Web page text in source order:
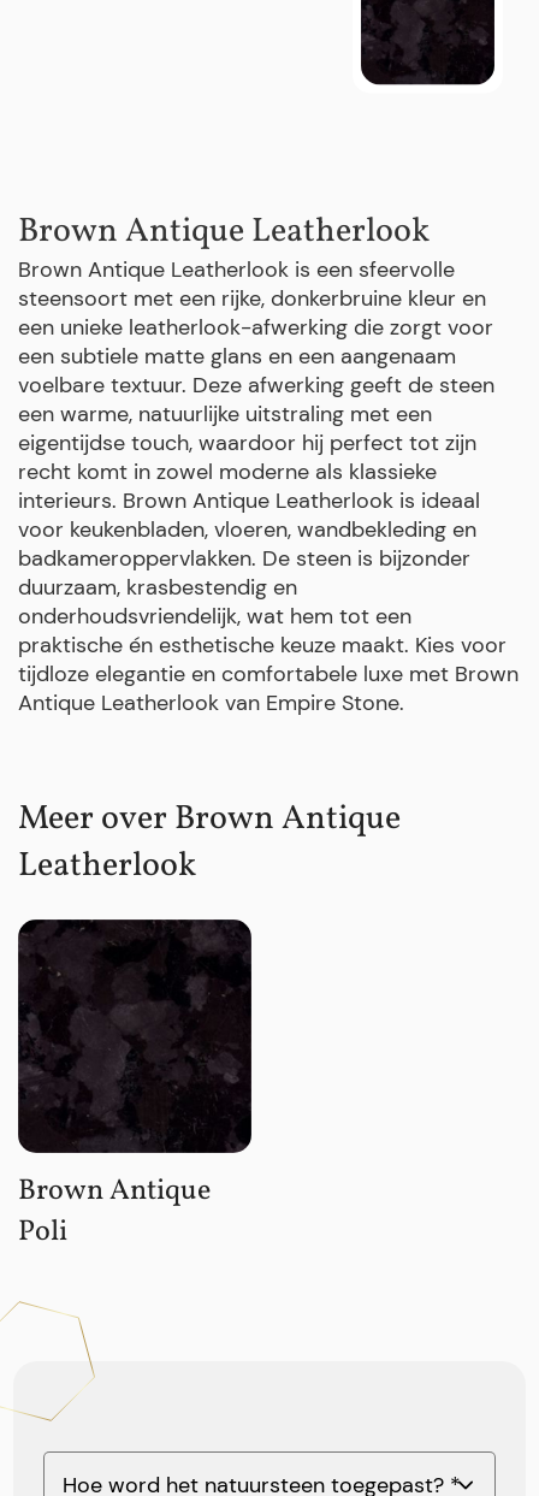
Brown Antique Leatherlook
Brown Antique Leatherlook is een sfeervolle
steensoort met een rijke, donkerbruine kleur en
een unieke leatherlook-afwerking die zorgt voor
een subtiele matte glans en een aangenaam
voelbare textuur. Deze afwerking geeft de steen
een warme, natuurlijke uitstraling met een
eigentijdse touch, waardoor hij perfect tot zijn
recht komt in zowel moderne als klassieke
interieurs. Brown Antique Leatherlook is ideaal
voor keukenbladen, vloeren, wandbekleding en
badkameroppervlakken. De steen is bijzonder
duurzaam, krasbestendig en
onderhoudsvriendelijk, wat hem tot een
praktische én esthetische keuze maakt. Kies voor
tijdloze elegantie en comfortabele luxe met Brown
Antique Leatherlook van Empire Stone.
Meer over Brown Antique
Leatherlook
Brown Antique
Poli